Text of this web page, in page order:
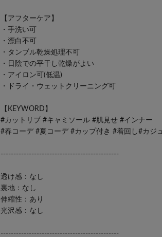
【アフターケア】
・手洗い可
・漂白不可
・タンブル乾燥処理不可
・日陰での平干し乾燥がよい
・アイロン可(低温)
・ドライ・ウェットクリーニング可
【KEYWORD】
#カットリブ #キャミソール #肌見せ #インナー
#春コーデ #夏コーデ #カップ付き #着回し#カジ
----------------------------------------------
透け感：なし
裏地：なし
伸縮性：あり
光沢感：なし
----------------------------------------------